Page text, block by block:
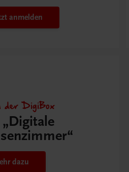
anmelden
der DigiBox
dazu